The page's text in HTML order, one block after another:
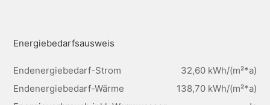
Energiebedarfsausweis
Endenergiebedarf-Strom
32,60 kWh/(m²*a)
Endenergiebedarf-Wärme
138,70 kWh/(m²*a)